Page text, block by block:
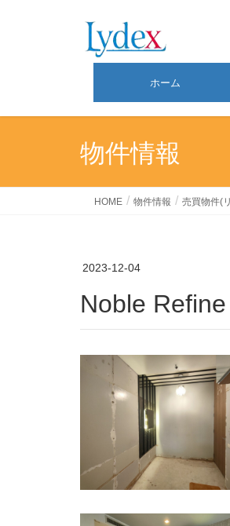
ホーム
物件情報
HOME 物件情報 売買物件(
2023-12-04
Noble Refine